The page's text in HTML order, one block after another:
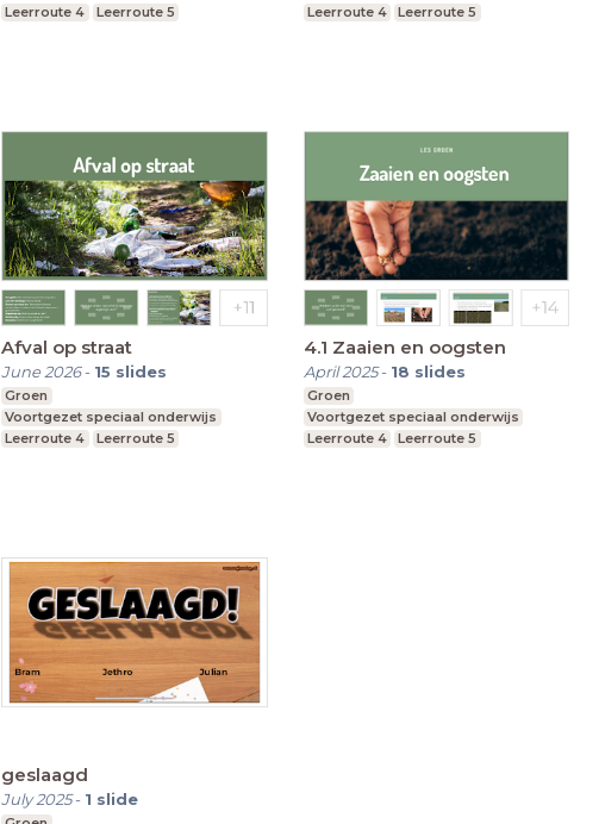
Leerroute 4
Leerroute 5
Leerroute 4
Leerroute 5
Afval op straat
June 2026- 15 slides
Groen
Voortgezet speciaal onderwijs
Leerroute 4
Leerroute 5
4.1 Zaaien en oogsten
April 2025- 18 slides
Groen
Voortgezet speciaal onderwijs
Leerroute 4
Leerroute 5
geslaagd
July 2025- 1 slide